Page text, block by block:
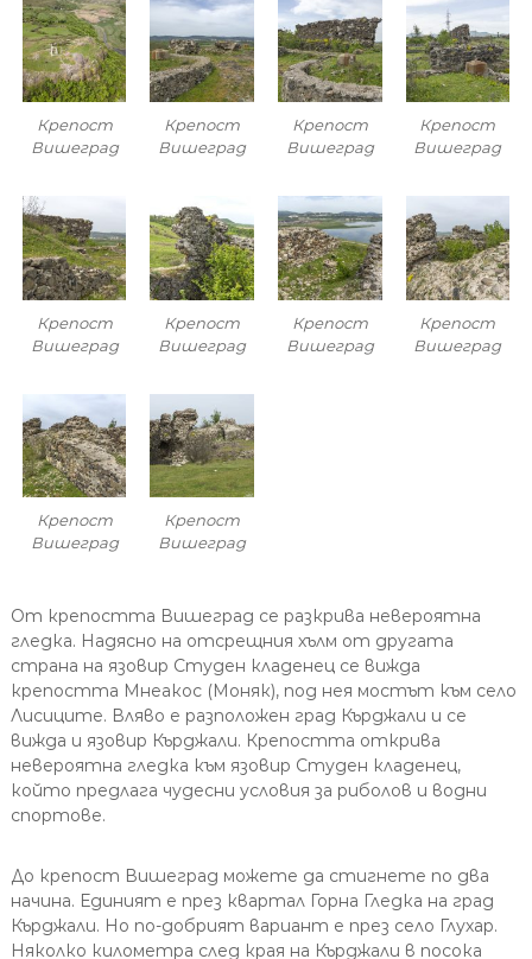
Крепост
Вишеград
Крепост
Вишеград
Крепост
Вишеград
Крепост
Вишеград
Крепост
Вишеград
Крепост
Вишеград
Крепост
Вишеград
Крепост
Вишеград
Крепост
Вишеград
Крепост
Вишеград
От крепостта Вишеград се разкрива невероятна
гледка. Надясно на отсрещния хълм от другата
страна на язовир Студен кладенец се вижда
крепостта Мнеакос (Моняк), под нея мостът към село
Лисиците. Вляво е разположен град Кърджали и се
вижда и язовир Кърджали. Крепостта открива
невероятна гледка към язовир Студен кладенец,
който предлага чудесни условия за риболов и водни
спортове.
До крепост Вишеград можете да стигнете по два
начина. Единият е през квартал Горна Гледка на град
Кърджали. Но по-добрият вариант е през село Глухар.
Няколко километра след края на Кърджали в посока